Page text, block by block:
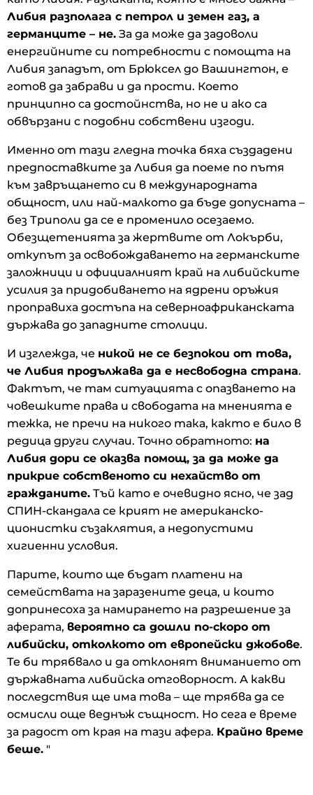
Либия разполага с петрол и земен газ, а
германците – не. За да може да задоволи
енергийните си потребности с помощта на
Либия западът, от Брюксел до Вашингтон, е
готов да забрави и да прости. Което
принципно са достойнства, но не и ако са
обвързани с подобни собствени изгоди.
Именно от тази гледна точка бяха създадени
предпоставките за Либия да поеме по пътя
към завръщането си в международната
общност, или най-малкото да бъде допусната –
без Триполи да се е променило осезаемо.
Обезщетенията за жертвите от Локърби,
откупът за освобождаването на германските
заложници и официалният край на либийските
усилия за придобиването на ядрени оръжия
проправиха достъпа на северноафриканската
държава до западните столици.
И изглежда, че никой не се безпокои от това,
че Либия продължава да е несвободна страна.
Фактът, че там ситуацията с опазването на
човешките права и свободата на мненията е
тежка, не пречи на никого така, както е било в
редица други случаи. Точно обратното: на
Либия дори се оказва помощ, за да може да
прикрие собственото си нехайство от
гражданите. Тъй като е очевидно ясно, че зад
СПИН-скандала се крият не американско-
ционистки съзаклятия, а недопустими
хигиенни условия.
Парите, които ще бъдат платени на
семействата на заразените деца, и които
допринесоха за намирането на разрешение за
аферата, вероятно са дошли по-скоро от
либийски, отколкото от европейски джобове.
Те би трябвало и да отклонят вниманието от
държавната либийска отговорност. А какви
последствия ще има това – ще трябва да се
осмисли още веднъж същност. Но сега е време
за радост от края на тази афера. Крайно време
беше. "